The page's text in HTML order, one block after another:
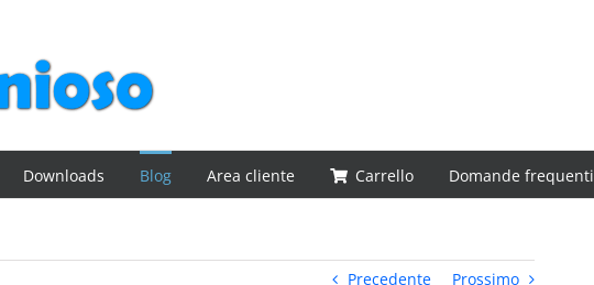
Downloads Blog Area cliente Carrello Domande frequenti
Precedente Prossimo